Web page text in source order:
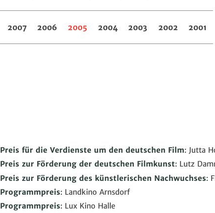
2007 2006 2005 2004 2003 2002 2001
Preis für die Verdienste um den deutschen Film: Jutta
Preis zur Förderung der deutschen Filmkunst: Lutz
Preis zur Förderung des künstlerischen Nachwuchses:
Programmpreis: Landkino Arnsdorf
Programmpreis: Lux Kino Halle